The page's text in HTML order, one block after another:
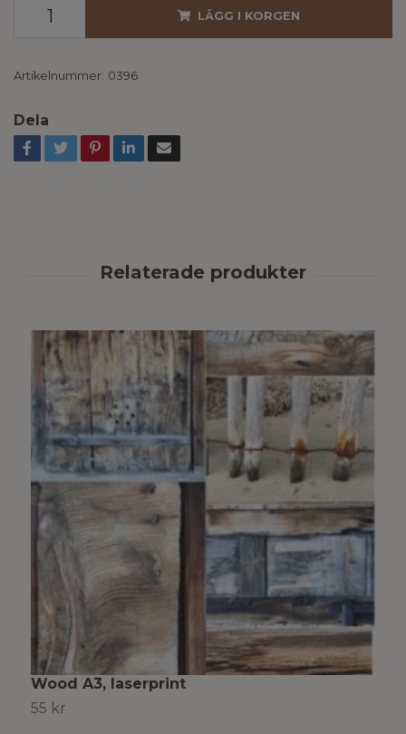
LÄGG I KORGEN
Artikelnummer: 0396
Dela
Wood A3, laserprint
55 kr